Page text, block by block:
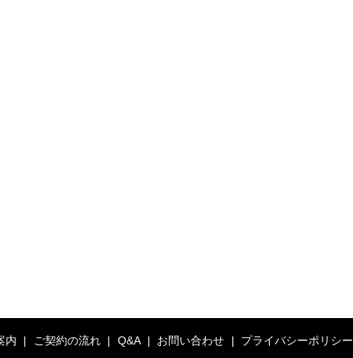
内 ご契約の流れ Q&A お問い合わせ プライバシーポリシー